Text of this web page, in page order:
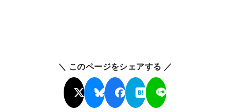
＼ このページをシェアする ／